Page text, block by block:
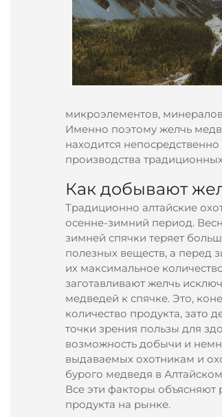
микроэлементов,
Именно поэтому желчь
находится
производства
Как добывают
Традиционно алтайские
осенне-зимний период.
зимней спячки теряет
полезных веществ, а перед
их максимальное
заготавливают желчь
медведей к спячке. Это,
количество продукта, зато
точки зрения пользы для
возможность добычи и
выдаваемых охотникам и
бурого медведя в
Все эти факторы объясняют
продукта на рынке.